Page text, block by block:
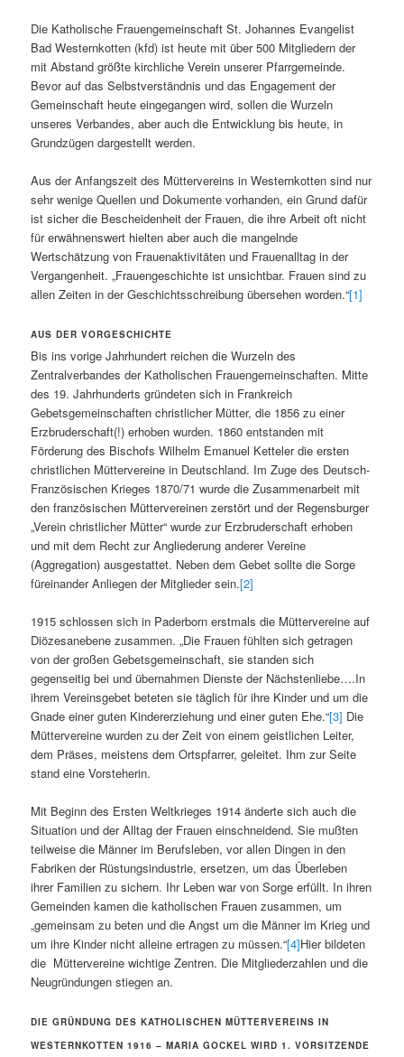
Die Katholische Frauengemeinschaft St. Johannes Evangelist
Bad Westernkotten (kfd) ist heute mit über 500 Mitgliedern der
mit Abstand größte kirchliche Verein unserer Pfarrgemeinde.
Bevor auf das Selbstverständnis und das Engagement der
Gemeinschaft heute eingegangen wird, sollen die Wurzeln
unseres Verbandes, aber auch die Entwicklung bis heute, in
Grundzügen dargestellt werden.
Aus der Anfangszeit des Müttervereins in Westernkotten sind nur
sehr wenige Quellen und Dokumente vorhanden, ein Grund dafür
ist sicher die Bescheidenheit der Frauen, die ihre Arbeit oft nicht
für erwähnenswert hielten aber auch die mangelnde
Wertschätzung von Frauenaktivitäten und Frauenalltag in der
Vergangenheit. „Frauengeschichte ist unsichtbar. Frauen sind zu
allen Zeiten in der Geschichtsschreibung übersehen worden.“[1]
AUS DER VORGESCHICHTE
Bis ins vorige Jahrhundert reichen die Wurzeln des
Zentralverbandes der Katholischen Frauengemeinschaften. Mitte
des 19. Jahrhunderts gründeten sich in Frankreich
Gebetsgemeinschaften christlicher Mütter, die 1856 zu einer
Erzbruderschaft(!) erhoben wurden. 1860 entstanden mit
Förderung des Bischofs Wilhelm Emanuel Ketteler die ersten
christlichen Müttervereine in Deutschland. Im Zuge des Deutsch-
Französischen Krieges 1870/71 wurde die Zusammenarbeit mit
den französischen Müttervereinen zerstört und der Regensburger
„Verein christlicher Mütter“ wurde zur Erzbruderschaft erhoben
und mit dem Recht zur Angliederung anderer Vereine
(Aggregation) ausgestattet. Neben dem Gebet sollte die Sorge
füreinander Anliegen der Mitglieder sein.[2]
1915 schlossen sich in Paderborn erstmals die Müttervereine auf
Diözesanebene zusammen. „Die Frauen fühlten sich getragen
von der großen Gebetsgemeinschaft, sie standen sich
gegenseitig bei und übernahmen Dienste der Nächstenliebe….In
ihrem Vereinsgebet beteten sie täglich für ihre Kinder und um die
Gnade einer guten Kindererziehung und einer guten Ehe.“[3] Die
Müttervereine wurden zu der Zeit von einem geistlichen Leiter,
dem Präses, meistens dem Ortspfarrer, geleitet. Ihm zur Seite
stand eine Vorsteherin.
Mit Beginn des Ersten Weltkrieges 1914 änderte sich auch die
Situation und der Alltag der Frauen einschneidend. Sie mußten
teilweise die Männer im Berufsleben, vor allen Dingen in den
Fabriken der Rüstungsindustrie, ersetzen, um das Überleben
ihrer Familien zu sichern. Ihr Leben war von Sorge erfüllt. In ihren
Gemeinden kamen die katholischen Frauen zusammen, um
„gemeinsam zu beten und die Angst um die Männer im Krieg und
um ihre Kinder nicht alleine ertragen zu müssen.“[4]Hier bildeten
die Müttervereine wichtige Zentren. Die Mitgliederzahlen und die
Neugründungen stiegen an.
DIE GRÜNDUNG DES KATHOLISCHEN MÜTTERVEREINS IN
WESTERNKOTTEN 1916 – MARIA GOCKEL WIRD 1. VORSITZENDE